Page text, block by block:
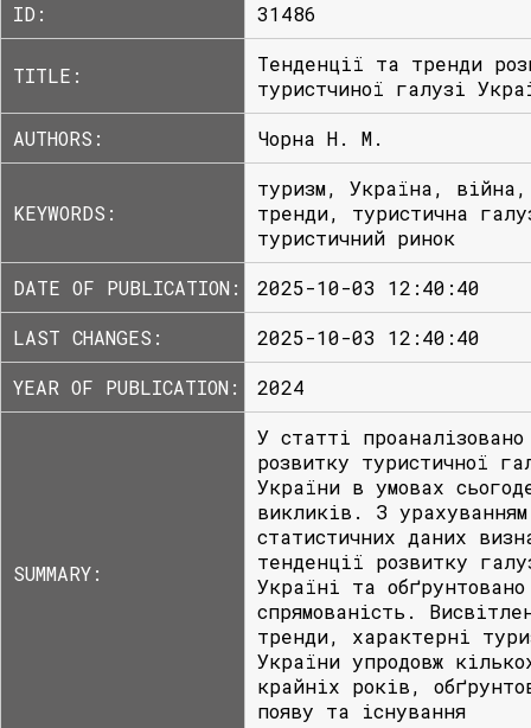
ID: 31486
TITLE:
Тенденції та тренди
туристчиної галузі
AUTHORS:
Чорна Н. М.
KEYWORDS:
туризм, Україна, війна,
тренди, туристична
туристичний ринок
DATE OF PUBLICATION:
2025-10-03 12:40:40
LAST CHANGES:
2025-10-03 12:40:40
YEAR OF PUBLICATION:
2024
SUMMARY:
У статті
розвитку туристичної
України в умовах
викликів. З урахуванням
статистичних даних
тенденції розвитку
Україні та
спрямованість.
тренди, характерні
України упродовж
крайніх років,
появу та існування